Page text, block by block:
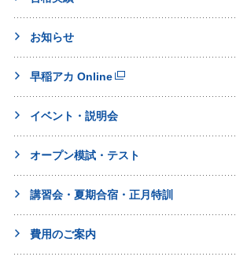
お知らせ
早稲アカ Online
イベント・説明会
オープン模試・テスト
講習会・夏期合宿・正月特訓
費用のご案内